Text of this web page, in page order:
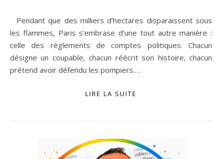
Pendant que des milliers d’hectares disparaissent sous
les flammes, Paris s’embrase d’une tout autre manière :
celle des règlements de comptes politiques. Chacun
désigne un coupable, chacun réécrit son histoire, chacun
prétend avoir défendu les pompiers.…
LIRE LA SUITE